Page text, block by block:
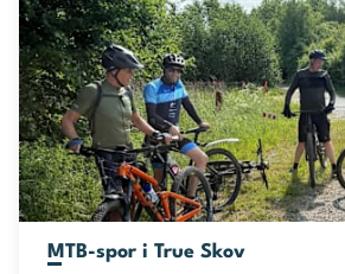
MTB-spor i True Skov